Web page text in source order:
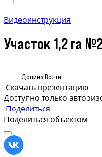
Видеоинструкция
Участок 1,2 га
Долина Волги
Скачать презентацию
Доступно только
Поделиться
Поделиться объектом